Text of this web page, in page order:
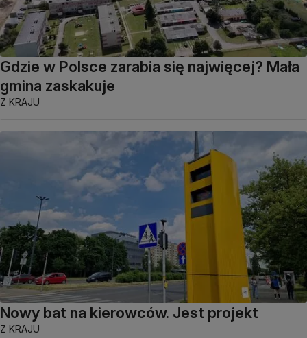
Gdzie w Polsce zarabia się najwięcej? Mała
gmina zaskakuje
Z KRAJU
Nowy bat na kierowców. Jest projekt
Z KRAJU